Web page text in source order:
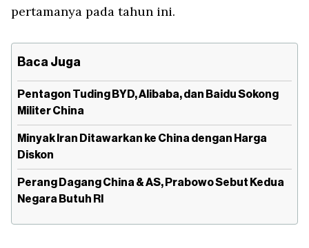
pertamanya pada tahun ini.
Baca Juga
Pentagon Tuding BYD, Alibaba, dan Baidu Sokong
Militer China
Minyak Iran Ditawarkan ke China dengan Harga
Diskon
Perang Dagang China & AS, Prabowo Sebut Kedua
Negara Butuh RI